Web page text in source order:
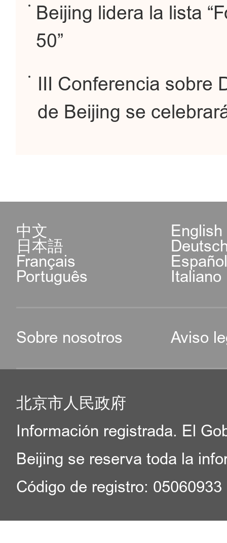
Beijing lidera la lista
50”
III Conferencia sobre
de Beijing se
中文 English
日本語
Français
Português Italiano
Sobre nosotros Aviso
北京市人民政府
Información registrada. El
Beijing se reserva toda la
Código de registro: 05060933